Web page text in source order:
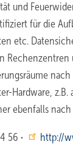
und
für die
etc.
Rechenzentren
nach
Hardware, z.B.
ebenfalls
56 · http://